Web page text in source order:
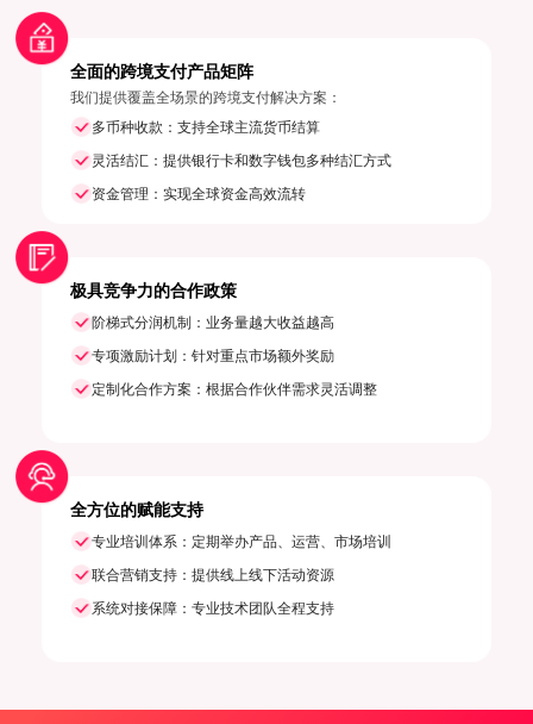
全面的跨境支付产品矩阵
我们提供覆盖全场景的跨境支付解决方案：
多币种收款：支持全球主流货币结算
灵活结汇：提供银行卡和数字钱包多种结汇方式
资金管理：实现全球资金高效流转
极具竞争力的合作政策
阶梯式分润机制：业务量越大收益越高
专项激励计划：针对重点市场额外奖励
定制化合作方案：根据合作伙伴需求灵活调整
全方位的赋能支持
专业培训体系：定期举办产品、运营、市场培训
联合营销支持：提供线上线下活动资源
系统对接保障：专业技术团队全程支持